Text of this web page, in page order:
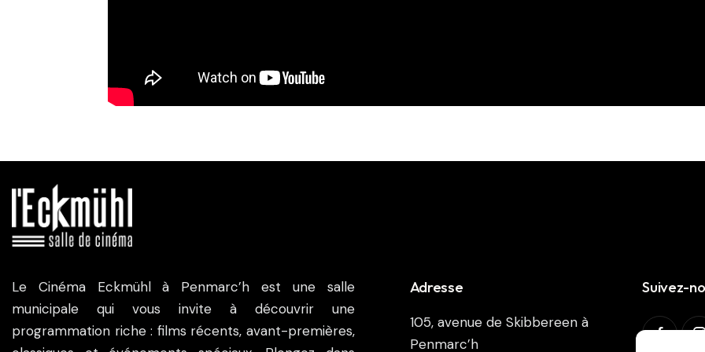
Le Cinéma Eckmühl à Penmarc’h est une salle
municipale qui vous invite à découvrir une
programmation riche : films récents, avant-premières,
Adresse
105, avenue de Skibbereen à
Penmarc’h
Suivez-